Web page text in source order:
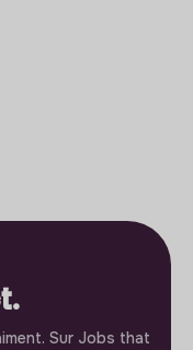
Sur Jobs that